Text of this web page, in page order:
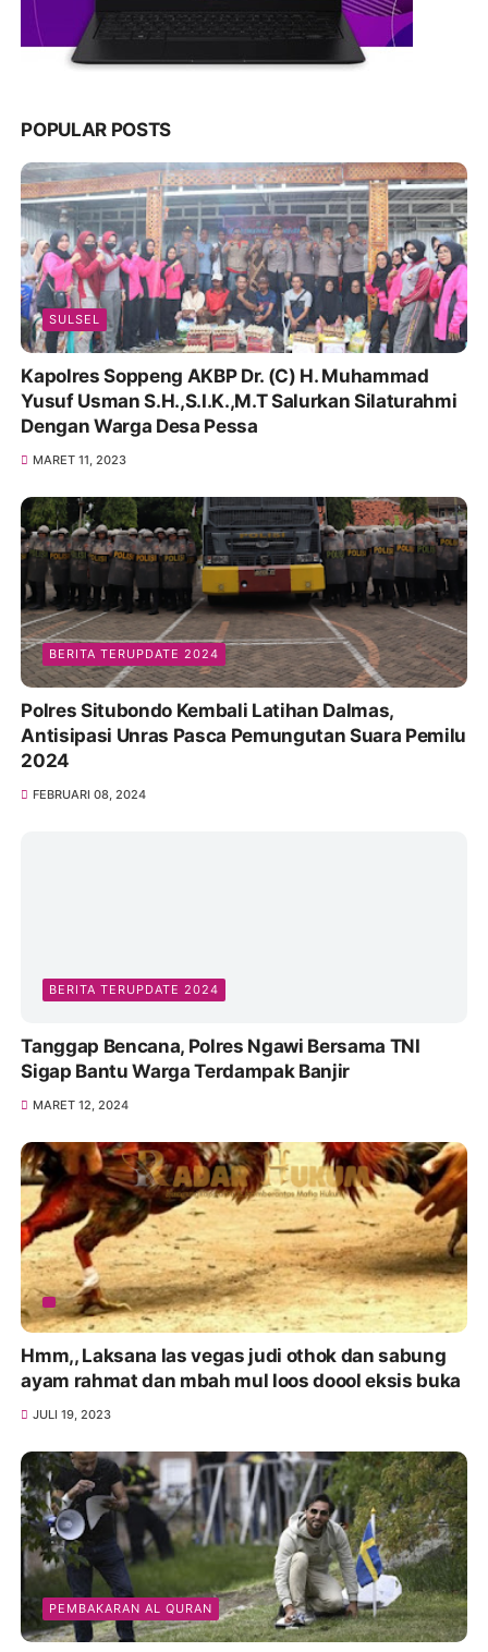
POPULAR POSTS
SULSEL
Kapolres Soppeng AKBP Dr. (C) H. Muhammad
Yusuf Usman S.H.,S.I.K.,M.T Salurkan Silaturahmi
Dengan Warga Desa Pessa
MARET 11, 2023
BERITA TERUPDATE 2024
Polres Situbondo Kembali Latihan Dalmas,
Antisipasi Unras Pasca Pemungutan Suara Pemilu
2024
FEBRUARI 08, 2024
BERITA TERUPDATE 2024
Tanggap Bencana, Polres Ngawi Bersama TNI
Sigap Bantu Warga Terdampak Banjir
MARET 12, 2024
Hmm,, Laksana las vegas judi othok dan sabung
ayam rahmat dan mbah mul loos doool eksis buka
JULI 19, 2023
PEMBAKARAN AL QURAN